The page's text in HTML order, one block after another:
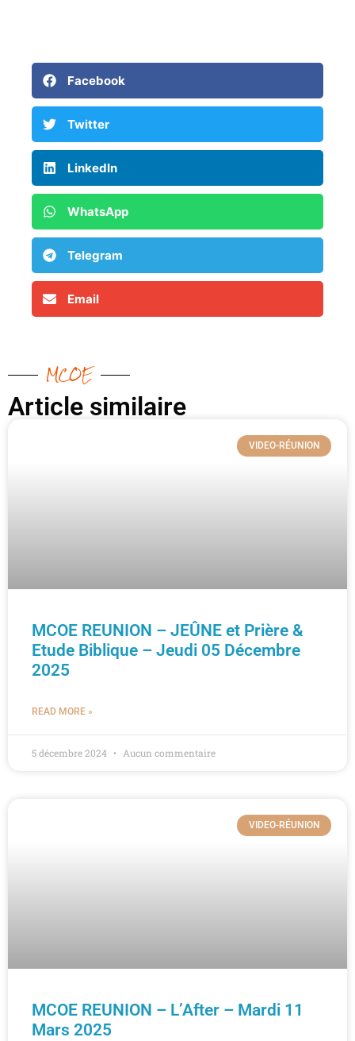
Facebook
Twitter
LinkedIn
WhatsApp
Telegram
Email
MCOE
Article similaire​
VIDEO-RÉUNION
MCOE REUNION – JEÛNE et Prière &
Etude Biblique – Jeudi 05 Décembre
2025
READ MORE »
5 décembre 2024 Aucun commentaire
VIDEO-RÉUNION
MCOE REUNION – L’After – Mardi 11
Mars 2025